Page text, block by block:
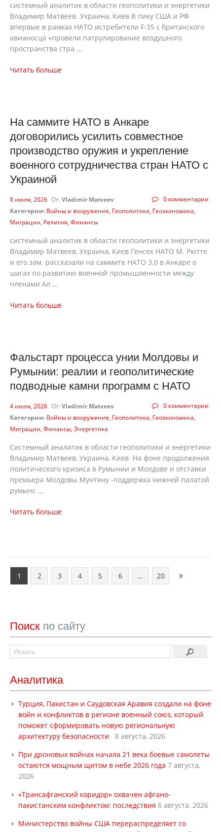
cистемный аналитик в области геополитики и энергетики
Владимир Матвеев. Украина, Киев В пику США и РФ
впервые в рамках НАТО истребители F-35 с британского
авианосца «провели патрулирование воздушного
пространства стра ...
Читать больше
На саммите НАТО в Анкаре
договорились усилить совместное
производство оружия и укрепление
военного сотрудничества стран НАТО с
Украиной
0 комментарии
8 июля, 2026 От: Vladimir Matveev
Категории: Войны и вооружение Геополитика Геоэкономика
Миграции Религия Финансы
cистемный аналитик в области геополитики и энергетики
Владимир Матвеев, Украина, Киев Генсек НАТО М. Рютте
и его зам. рассказали на саммите НАТО 3.0 в Анкаре о
шагах по развитию военной промышленности между
членами Ал ...
Читать больше
Фальстарт процесса унии Молдовы и
Румынии: реалии и геополитические
подводные камни программ с НАТО
0 комментарии
4 июля, 2026 От: Vladimir Matveev
Категории: Войны и вооружение Геополитика Геоэкономика
Миграции Финансы Энергетика
Системный аналитик в области геополитики и энергетики
Владимир Матвеев, Украина, Киев На фоне продолжения
политического кризиса в Румынии и Молдове и отставки
премьера Молдовы Мунтяну -поддержка нижней палатой
румынс ...
Читать больше
1 2 3 4 5 6 … 20
Поиск по сайту
Аналитика
Турция, Пакистан и Саудовская Аравия создали на фоне
войн и конфликтов в регионе военный союз, который
поможет сформировать новую региональную
архитектуру безопасности
8 августа, 2026
При дроновых войнах начала 21 века боевые самолеты
остаются мощным щитом в небе 2026 года 7 августа,
2026
«Трансафганский коридор» охвачен афгано-
пакистанским конфликтом: последствия 6 августа, 2026
Министерство войны США перераспределяет со